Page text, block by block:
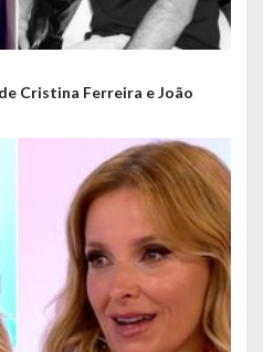
Cristina Ferreira e João